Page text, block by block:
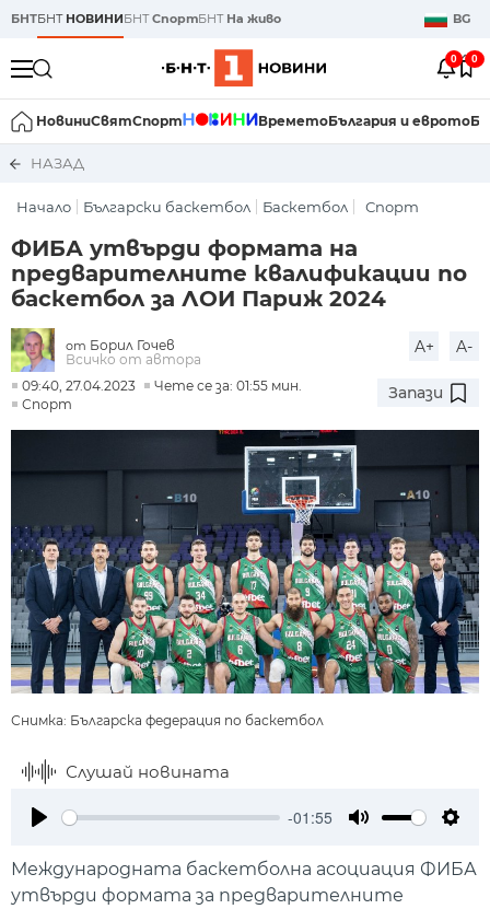
БНТБНТ НОВИНИБНТСпортБНТ На живо BG
0 0
НовиниСвятСпорт ВреметоБългария и еврото
НАЗАД
Начало Български баскетбол Баскетбол Спорт
ФИБА утвърди формата на
предварителните квалификации по
баскетбол за ЛОИ Париж 2024
от Борил Гочев
Всичко от автора
A+ A-
09:40, 27.04.2023
Чете се за: 01:55 мин.
Спорт
Запази
Снимка: Българска федерация по баскетбол
Слушай новината
-01:55
Международната баскетболна асоциация ФИБА
утвърди формата за предварителните